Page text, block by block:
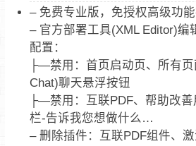
– 免费专业版，免授权高级功
– 官方部署工具(XML Editor)编
配置：
├—禁用：首页启动页、所有
Chat)聊天悬浮按钮
├—禁用：互联PDF、帮助改善
栏-告诉我您想做什么…
– 删除插件：互联PDF组件、